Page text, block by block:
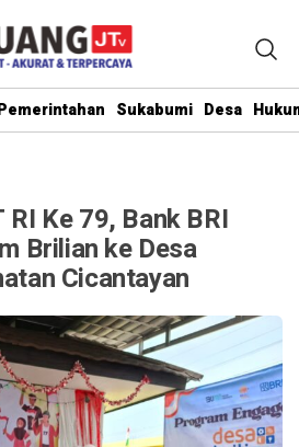
Sukabumi Desa
Ke 79, Bank BRI
Brilian ke Desa
Cicantayan